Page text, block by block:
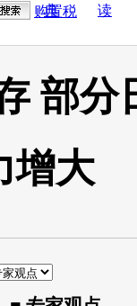
典
读
购置税
部分
增大